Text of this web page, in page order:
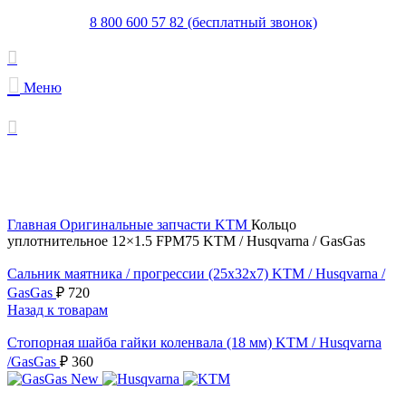
8 800 600 57 82 (бесплатный звонок)
Меню
Главная Оригинальные запчасти KTM Кольцо
уплотнительное 12×1.5 FPM75 KTM / Husqvarna / GasGas
Сальник маятника / прогрессии (25x32x7) KTM / Husqvarna /
GasGas ₽ 720
Назад к товарам
Стопорная шайба гайки коленвала (18 мм) KTM / Husqvarna
/GasGas ₽ 360